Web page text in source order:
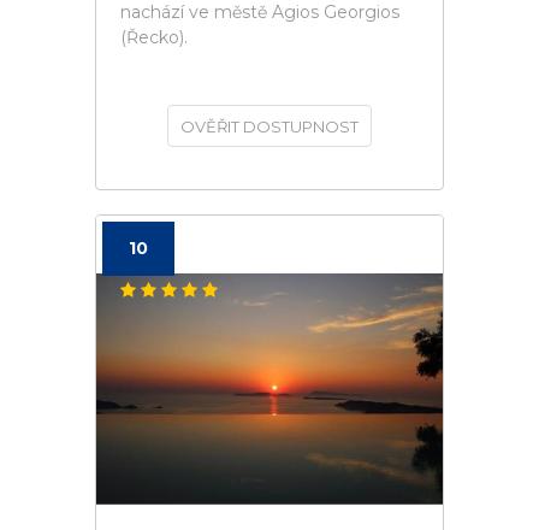
nachází ve městě Agios Georgios
(Řecko).
OVĚŘIT DOSTUPNOST
10